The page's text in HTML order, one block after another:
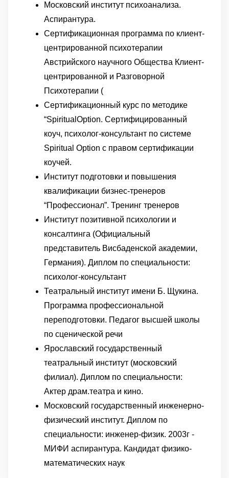
Московский институт психоанализа.
Аспирантура.
Сертификационная программа по клиент-
центрированной психотерапии
Австрийского научного Общества Клиент-
центрированной и Разговорной
Психотерапии (
Сертификационный курс по методике
“SpiritualOption. Сертифицированный
коуч, психолог-консультант по системе
Spiritual Option с правом сертификации
коучей.
Институт подготовки и повышения
квалификации бизнес-тренеров
“Профессионал”. Тренинг тренеров
Институт позитивной психологии и
консалтинга (Официальный
представитель Висбаденской академии,
Германия). Диплом по специальности:
психолог-консультант
Театральный институт имени Б. Щукина.
Программа профессиональной
переподготовки. Педагог высшей школы
по сценической речи
Ярославский государственный
театральный институт (московский
филиал). Диплом по специальности:
Актер драм.театра и кино.
Московский государственный инженерно-
физический институт. Диплом по
специальности: инженер-физик. 2003г -
МИФИ аспирантура. Кандидат физико-
математических наук